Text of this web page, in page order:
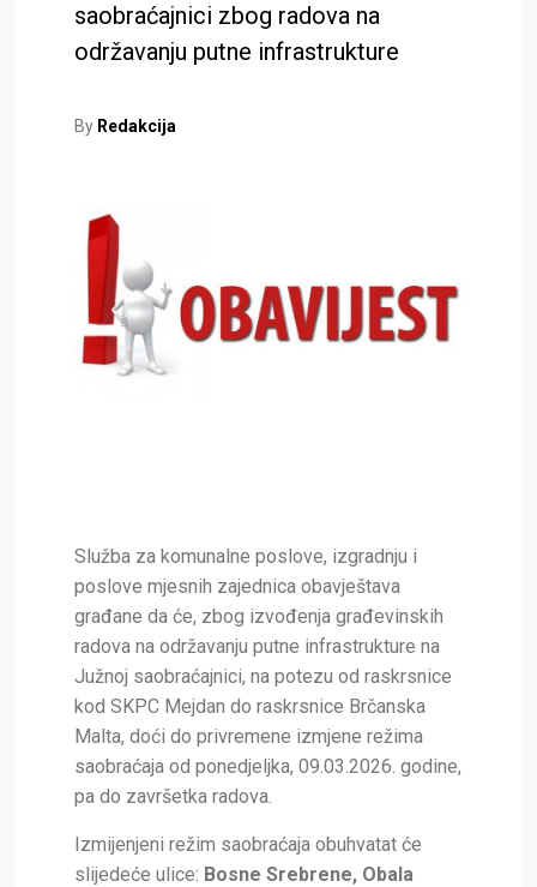
saobraćajnici zbog radova na
održavanju putne infrastrukture
By Redakcija
Služba za komunalne poslove, izgradnju i
poslove mjesnih zajednica obavještava
građane da će, zbog izvođenja građevinskih
radova na održavanju putne infrastrukture na
Južnoj saobraćajnici, na potezu od raskrsnice
kod SKPC Mejdan do raskrsnice Brčanska
Malta, doći do privremene izmjene režima
saobraćaja od ponedjeljka, 09.03.2026. godine,
pa do završetka radova.
Izmijenjeni režim saobraćaja obuhvatat će
slijedeće ulice: Bosne Srebrene, Obala